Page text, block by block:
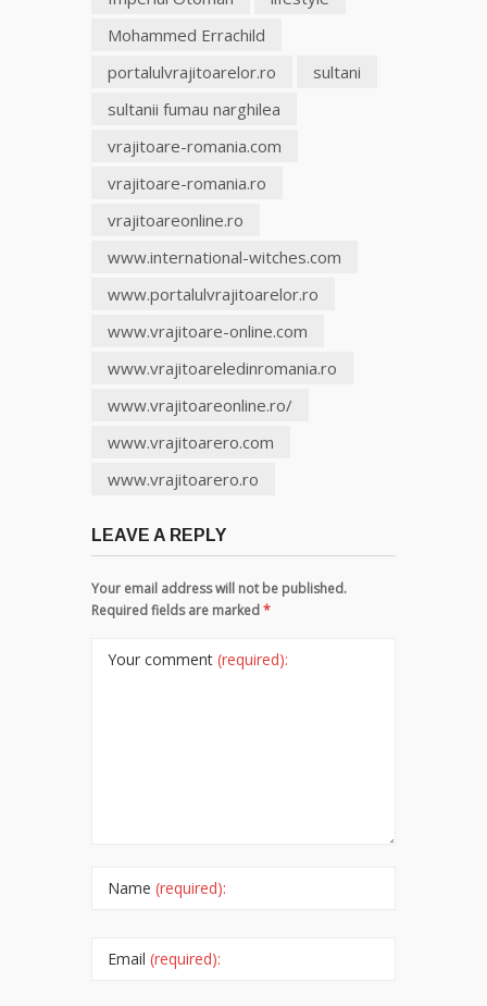
Mohammed Errachild
portalulvrajitoarelor.ro
sultani
sultanii fumau narghilea
vrajitoare-romania.com
vrajitoare-romania.ro
vrajitoareonline.ro
www.international-witches.com
www.portalulvrajitoarelor.ro
www.vrajitoare-online.com
www.vrajitoareledinromania.ro
www.vrajitoareonline.ro/
www.vrajitoarero.com
www.vrajitoarero.ro
LEAVE A REPLY
Your email address will not be published.
Required fields are marked*
Your comment (required):
Name (required):
Email (required):